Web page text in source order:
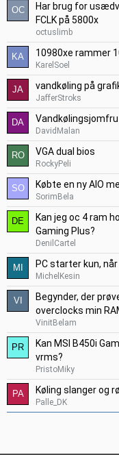
Har brug for
FCLK på 5800x
octuslimb
10980xe rammer
KarelSoel
vandkøling på
JafferStroks
Vandkølingsjomfru
DavidMalan
VGA dual bios
RockyPeli
Købte en ny AIO
SorimBela
Kan jeg oc 4 ram
Gaming Plus?
DenilCartel
PC starter kun,
MichelKesin
Begynder, der
overclocks min
VinitBelam
Kan MSI B450i
vrms?
PristoMiky
Køling slanger og
Palle_DK